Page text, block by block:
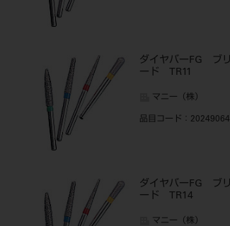
ダイヤバーFG ブ
ード TR11
マニー（株）
品目コード ：
ダイヤバーFG ブ
ード TR14
マニー（株）